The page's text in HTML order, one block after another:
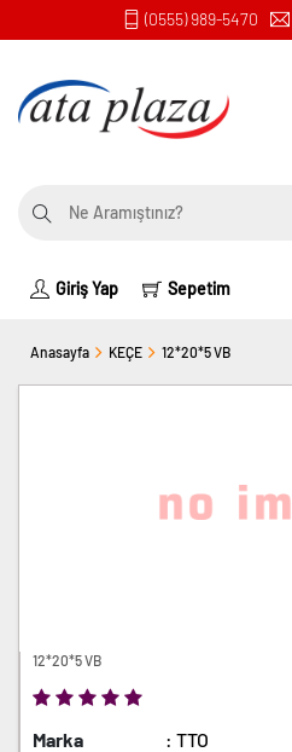
(0555) 989-5470
Giriş Yap Sepetim
Anasayfa KEÇE 12*20*5 VB
12*20*5 VB
Marka
: TTO